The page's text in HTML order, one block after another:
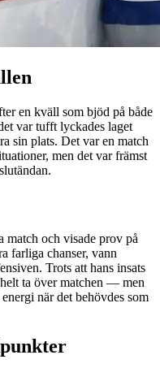
en kväll som bjöd på både
var tufft lyckades laget
sin plats. Det var en match
men det var främst
match och visade prov på
farliga chanser, vann
Trots att hans insats
ta över matchen — men
när det behövdes som